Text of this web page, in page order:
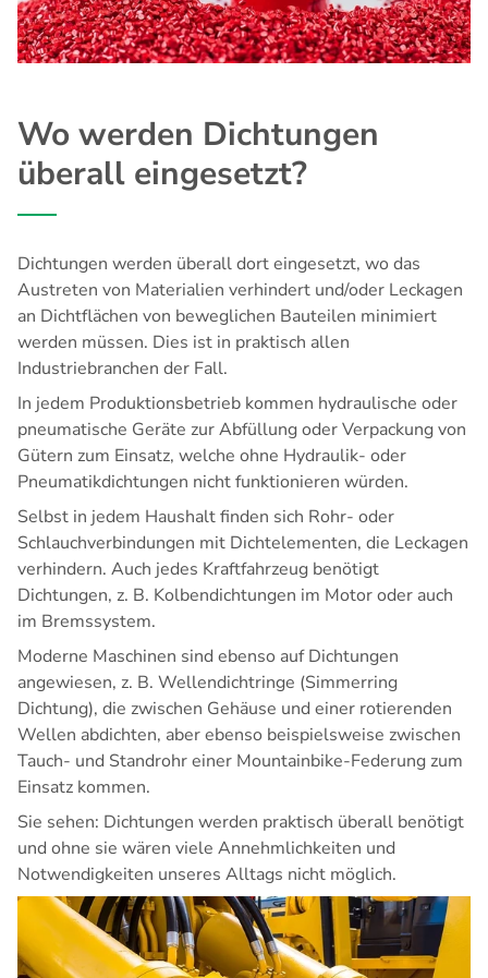
Wo werden Dichtungen
überall eingesetzt?
Dichtungen werden überall dort eingesetzt, wo das
Austreten von Materialien verhindert und/oder Leckagen
an Dichtflächen von beweglichen Bauteilen minimiert
werden müssen. Dies ist in praktisch allen
Industriebranchen der Fall.
In jedem Produktionsbetrieb kommen hydraulische oder
pneumatische Geräte zur Abfüllung oder Verpackung von
Gütern zum Einsatz, welche ohne Hydraulik- oder
Pneumatikdichtungen nicht funktionieren würden.
Selbst in jedem Haushalt finden sich Rohr- oder
Schlauchverbindungen mit Dichtelementen, die Leckagen
verhindern. Auch jedes Kraftfahrzeug benötigt
Dichtungen, z. B. Kolbendichtungen im Motor oder auch
im Bremssystem.
Moderne Maschinen sind ebenso auf Dichtungen
angewiesen, z. B. Wellendichtringe (Simmerring
Dichtung), die zwischen Gehäuse und einer rotierenden
Wellen abdichten, aber ebenso beispielsweise zwischen
Tauch- und Standrohr einer Mountainbike-Federung zum
Einsatz kommen.
Sie sehen: Dichtungen werden praktisch überall benötigt
und ohne sie wären viele Annehmlichkeiten und
Notwendigkeiten unseres Alltags nicht möglich.